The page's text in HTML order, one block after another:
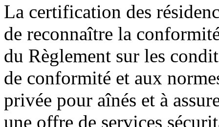
La certification des
de reconnaître la
du Règlement sur les
de conformité et aux
privée pour aînés et à
une offre de services